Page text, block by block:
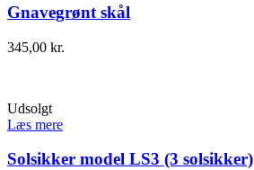
Gnavegrønt skål
345,00 kr.
Udsolgt
Læs mere
Solsikker model LS3 (3 solsikker)